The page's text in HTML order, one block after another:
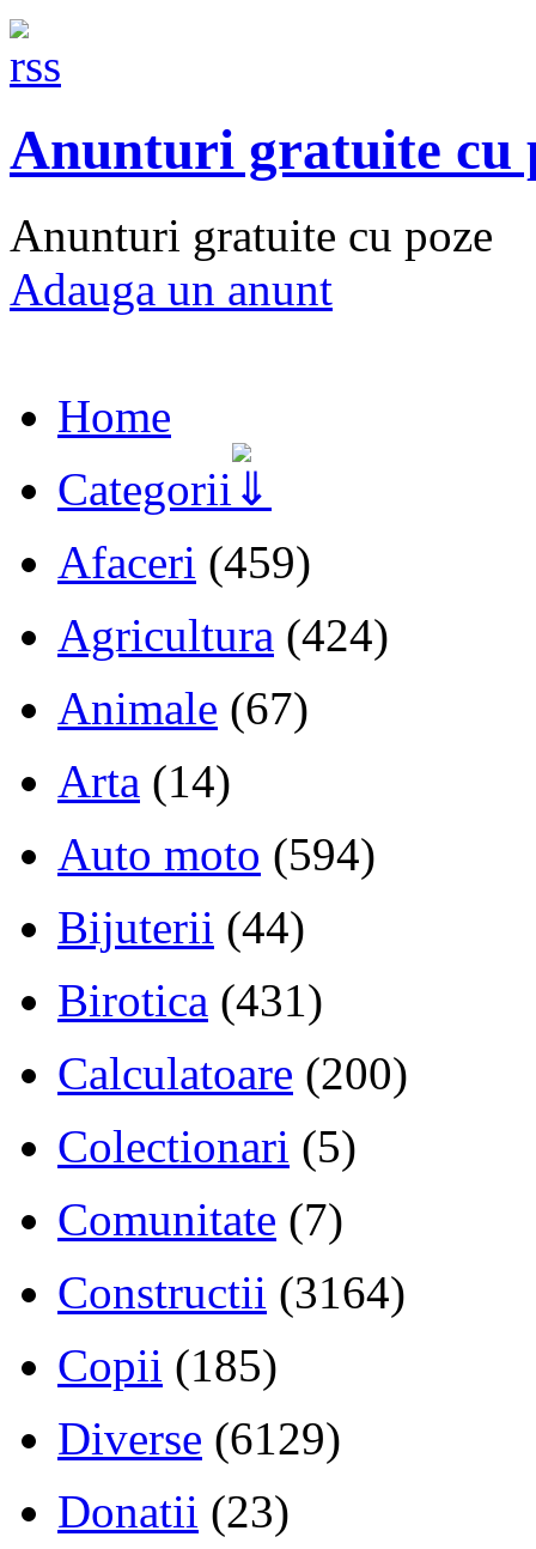
Anunturi gratuite cu
Anunturi gratuite cu poze
Adauga un anunt
Home
Categorii
Afaceri (459)
Agricultura (424)
Animale (67)
Arta (14)
Auto moto (594)
Bijuterii (44)
Birotica (431)
Calculatoare (200)
Colectionari (5)
Comunitate (7)
Constructii (3164)
Copii (185)
Diverse (6129)
Donatii (23)